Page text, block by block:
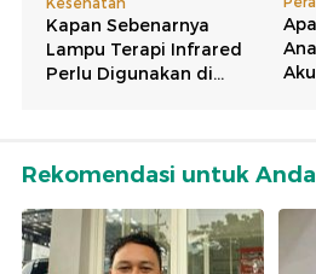
Rekomendasi untuk Anda